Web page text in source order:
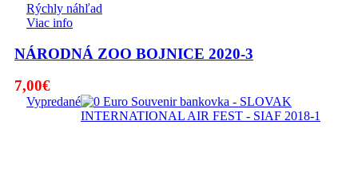
Rýchly náhľad
Viac info
NÁRODNÁ ZOO BOJNICE 2020-3
7,00€
Vypredané